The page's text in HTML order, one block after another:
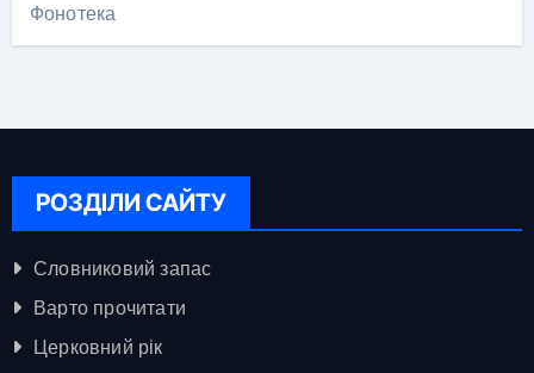
Фонотека
РОЗДІЛИ САЙТУ
Словниковий запас
Варто прочитати
Церковний рік